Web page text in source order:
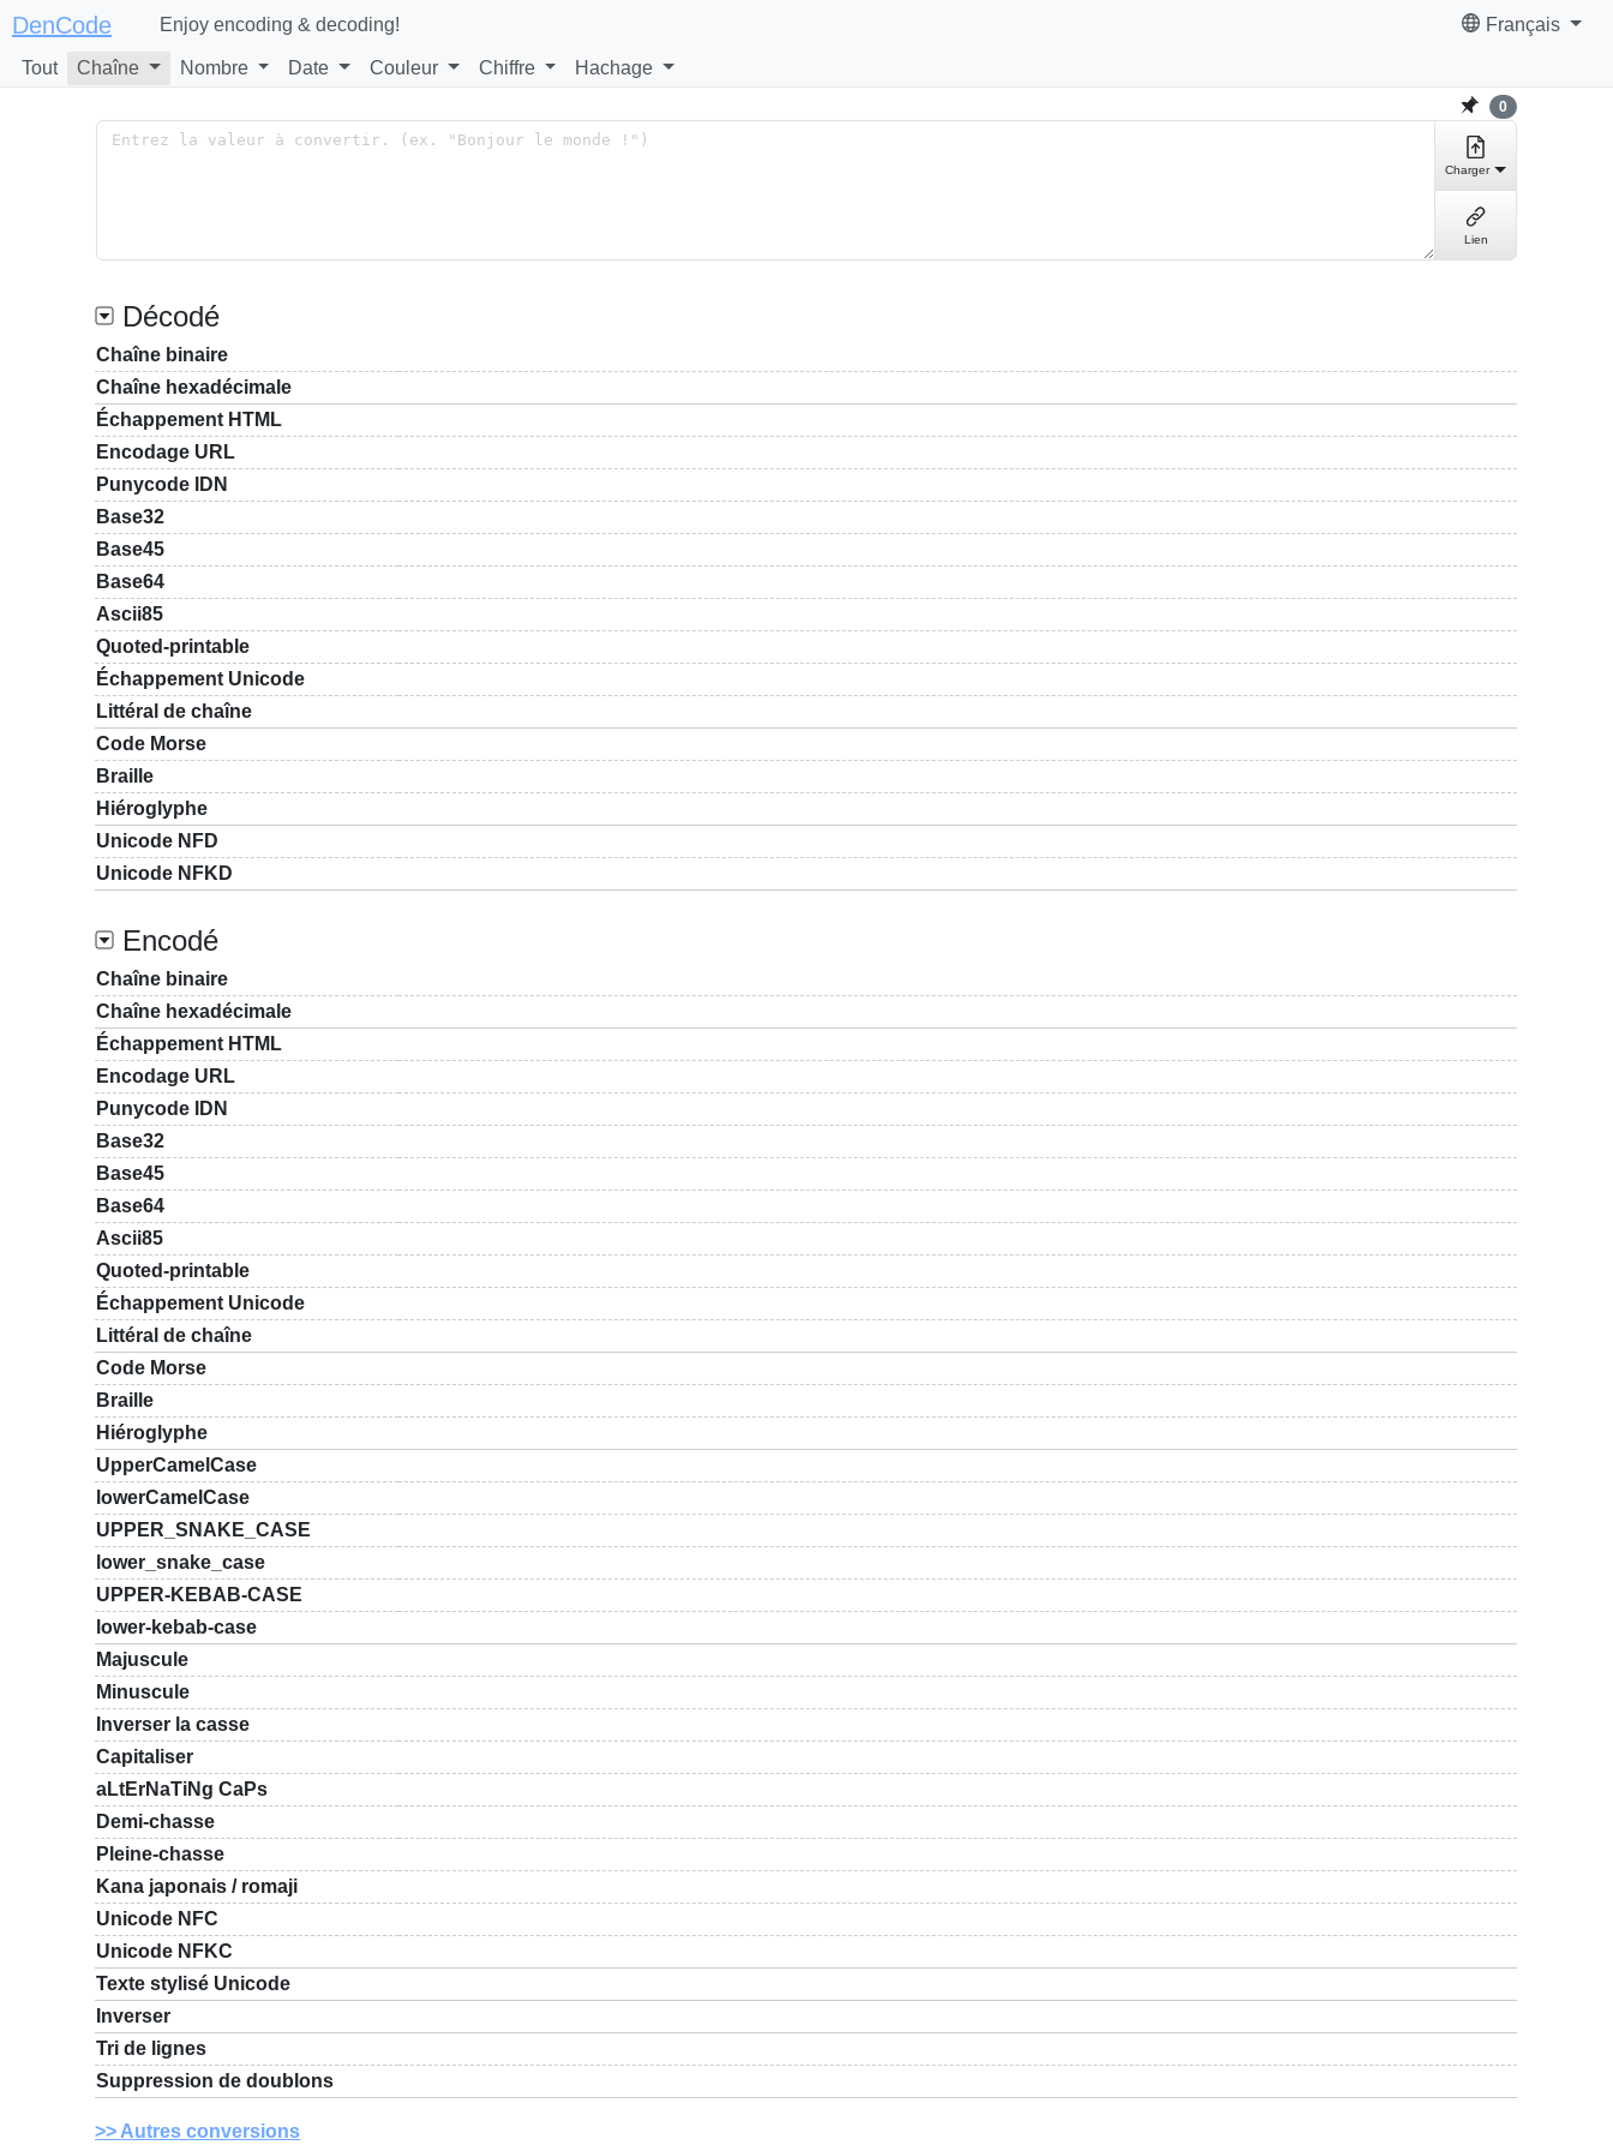
DenCode Enjoy encoding & decoding! Français
Tout Chaîne Nombre Date Couleur Chiffre Hachage
0
Charger
Lien
Décodé
Chaîne binaire
Chaîne hexadécimale
Échappement HTML
Encodage URL
Punycode IDN
Base32
Base45
Base64
Ascii85
Quoted-printable
Échappement Unicode
Littéral de chaîne
Code Morse
Braille
Hiéroglyphe
Unicode NFD
Unicode NFKD
Encodé
Chaîne binaire
Chaîne hexadécimale
Échappement HTML
Encodage URL
Punycode IDN
Base32
Base45
Base64
Ascii85
Quoted-printable
Échappement Unicode
Littéral de chaîne
Code Morse
Braille
Hiéroglyphe
UpperCamelCase
lowerCamelCase
UPPER_SNAKE_CASE
lower_snake_case
UPPER-KEBAB-CASE
lower-kebab-case
Majuscule
Minuscule
Inverser la casse
Capitaliser
aLtErNaTiNg CaPs
Demi-chasse
Pleine-chasse
Kana japonais / romaji
Unicode NFC
Unicode NFKC
Texte stylisé Unicode
Inverser
Tri de lignes
Suppression de doublons
Autres conversions